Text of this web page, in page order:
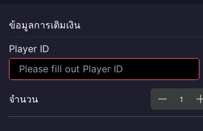
ข้อมูลการเติมเงิน
Player ID
จำนวน